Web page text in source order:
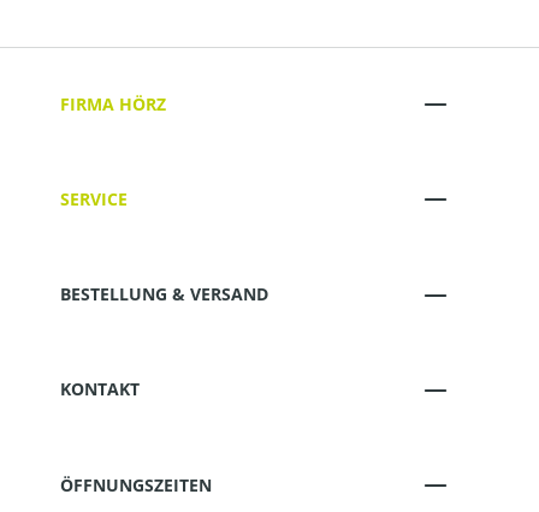
FIRMA HÖRZ
SERVICE
BESTELLUNG & VERSAND
KONTAKT
ÖFFNUNGSZEITEN